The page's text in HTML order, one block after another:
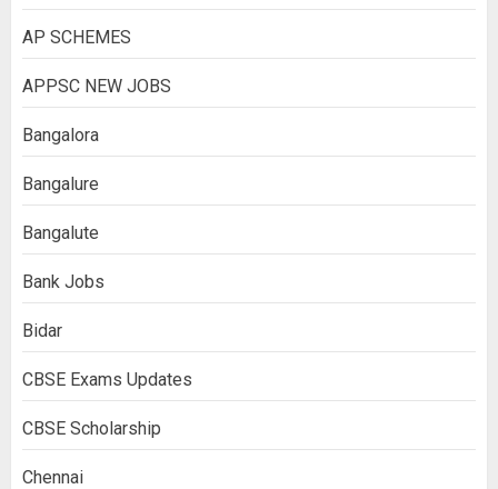
AP SCHEMES
APPSC NEW JOBS
Bangalora
Bangalure
Bangalute
Bank Jobs
Bidar
CBSE Exams Updates
CBSE Scholarship
Chennai